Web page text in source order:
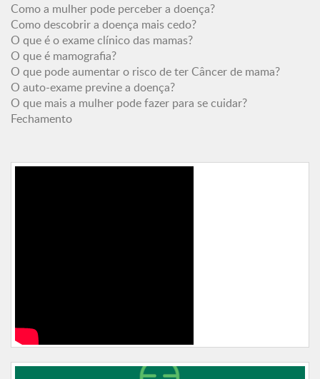
Como a mulher pode perceber a doença?
Como descobrir a doença mais cedo?
O que é o exame clínico das mamas?
O que é mamografia?
O que pode aumentar o risco de ter Câncer de mama?
O auto-exame previne a doença?
O que mais a mulher pode fazer para se cuidar?
Fechamento